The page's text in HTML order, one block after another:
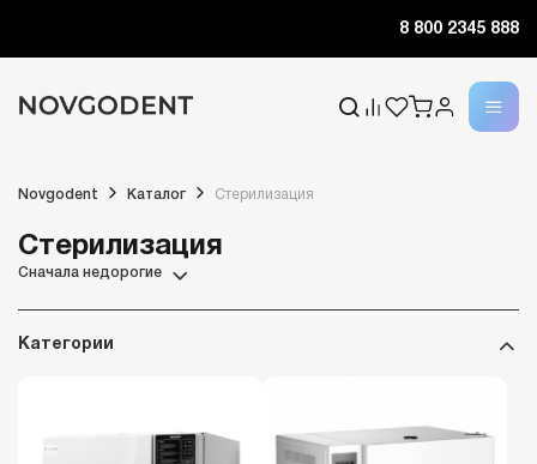
8 800 2345 888
Novgodent Каталог Стерилизация
Стерилизация
Сначала недорогие
Категории